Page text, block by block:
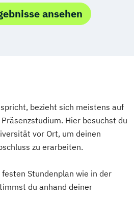
ansehen
bezieht sich meistens auf
Hier besuchst du
vor Ort, um deinen
zu erarbeiten.
Stundenplan wie in der
du anhand deiner